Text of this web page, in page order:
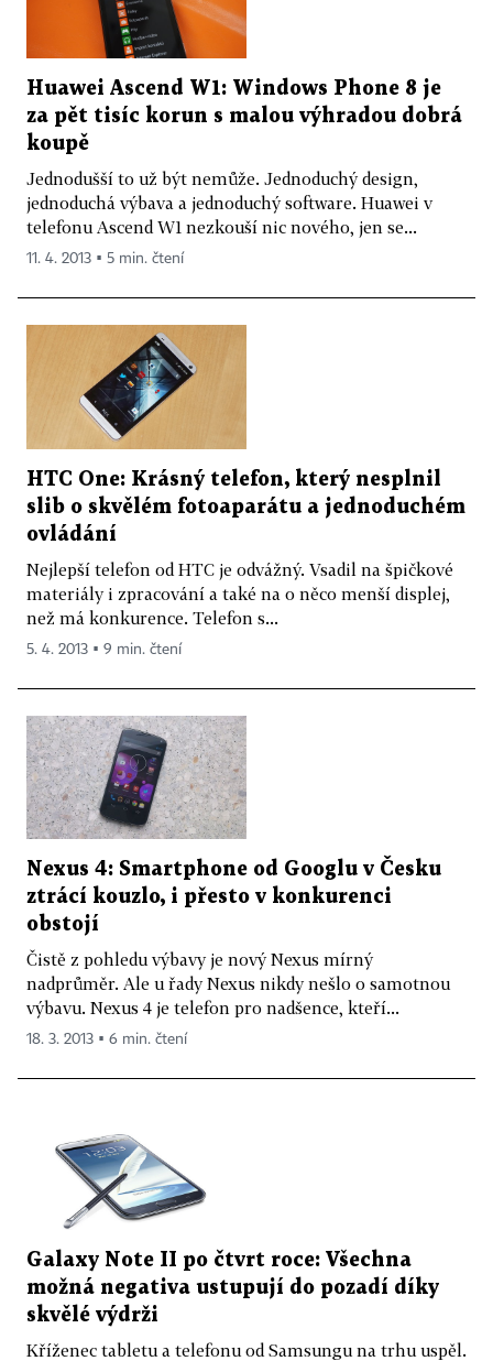
Huawei Ascend W1: Windows Phone 8 je
za pět tisíc korun s malou výhradou dobrá
koupě
Jednodušší to už být nemůže. Jednoduchý design,
jednoduchá výbava a jednoduchý software. Huawei v
telefonu Ascend W1 nezkouší nic nového, jen se...
11. 4. 2013 ▪ 5 min. čtení
HTC One: Krásný telefon, který nesplnil
slib o skvělém fotoaparátu a jednoduchém
ovládání
Nejlepší telefon od HTC je odvážný. Vsadil na špičkové
materiály i zpracování a také na o něco menší displej,
než má konkurence. Telefon s...
5. 4. 2013 ▪ 9 min. čtení
Nexus 4: Smartphone od Googlu v Česku
ztrácí kouzlo, i přesto v konkurenci
obstojí
Čistě z pohledu výbavy je nový Nexus mírný
nadprůměr. Ale u řady Nexus nikdy nešlo o samotnou
výbavu. Nexus 4 je telefon pro nadšence, kteří...
18. 3. 2013 ▪ 6 min. čtení
Galaxy Note II po čtvrt roce: Všechna
možná negativa ustupují do pozadí díky
skvělé výdrži
Kříženec tabletu a telefonu od Samsungu na trhu uspěl.